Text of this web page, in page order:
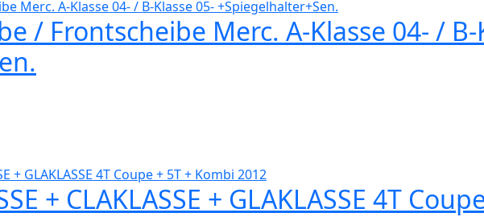
/ Frontscheibe Merc. A-Klasse 04- / B-
+ CLAKLASSE + GLAKLASSE 4T